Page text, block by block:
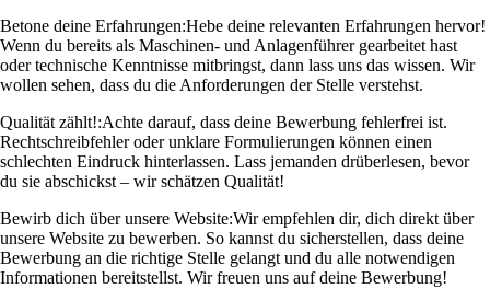
Betone deine Erfahrungen:Hebe deine relevanten Erfahrungen hervor!
Wenn du bereits als Maschinen- und Anlagenführer gearbeitet hast
oder technische Kenntnisse mitbringst, dann lass uns das wissen. Wir
wollen sehen, dass du die Anforderungen der Stelle verstehst.
Qualität zählt!:Achte darauf, dass deine Bewerbung fehlerfrei ist.
Rechtschreibfehler oder unklare Formulierungen können einen
schlechten Eindruck hinterlassen. Lass jemanden drüberlesen, bevor
du sie abschickst – wir schätzen Qualität!
Bewirb dich über unsere Website:Wir empfehlen dir, dich direkt über
unsere Website zu bewerben. So kannst du sicherstellen, dass deine
Bewerbung an die richtige Stelle gelangt und du alle notwendigen
Informationen bereitstellst. Wir freuen uns auf deine Bewerbung!